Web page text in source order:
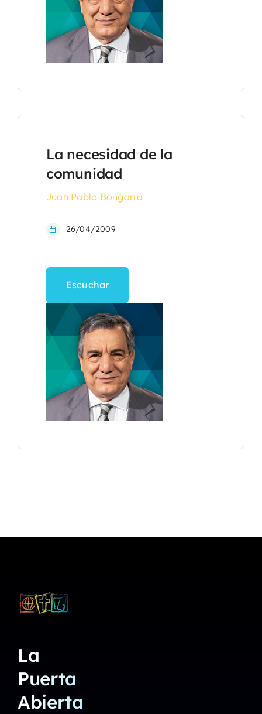
La necesidad de la
comunidad
Juan Pablo Bongarrá
26/04/2009
Escuchar
La
Puerta
Abierta